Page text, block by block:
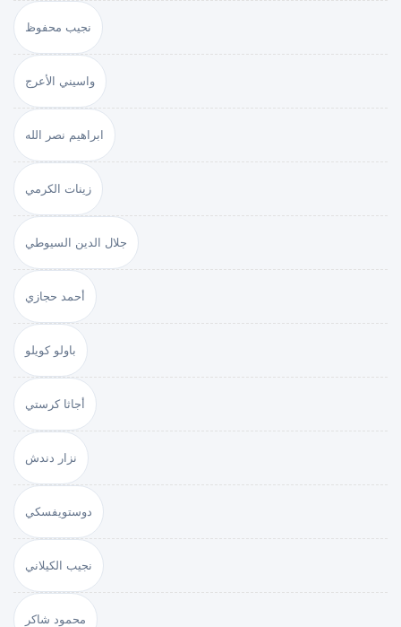
نجيب محفوظ
واسيني الأعرج
ابراهيم نصر الله
زينات الكرمي
جلال الدين السيوطي
أحمد حجازي
باولو كويلو
أجاثا كرستي
نزار دندش
دوستويفسكي
نجيب الكيلاني
محمود شاكر